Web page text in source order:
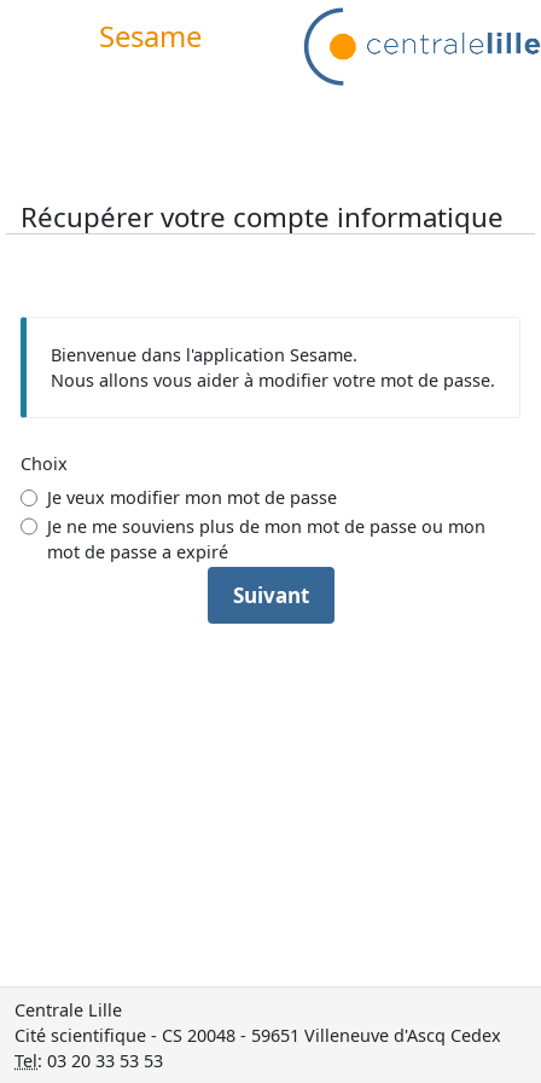
Sesame
Récupérer votre compte informatique
Bienvenue dans l'application Sesame.
Nous allons vous aider à modifier votre mot de passe.
Choix
Je veux modifier mon mot de passe
Je ne me souviens plus de mon mot de passe ou mon
mot de passe a expiré
Suivant
Centrale Lille
Cité scientifique - CS 20048 - 59651 Villeneuve d'Ascq Cedex
Tel: 03 20 33 53 53